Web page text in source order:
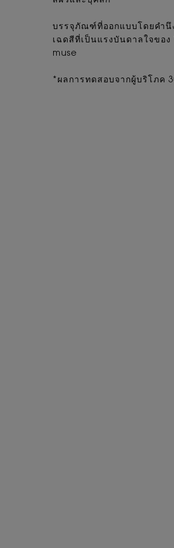
บรรจุภัณฑ์ที่ออกแบบโดยคำนึ
เฉดสีที่เป็นแรงบันดาลใจขอ
muse
*ผลการทดสอบจากผู้บริโภค